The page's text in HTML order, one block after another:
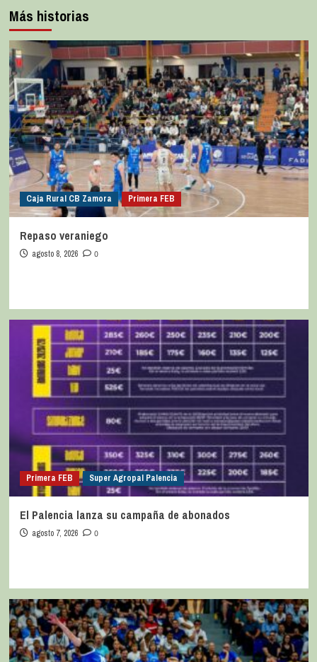
Más historias
Caja Rural CB Zamora Primera FEB
Repaso veraniego
agosto 8, 2026 0
Primera FEB Super Agropal Palencia
El Palencia lanza su campaña de abonados
agosto 7, 2026 0